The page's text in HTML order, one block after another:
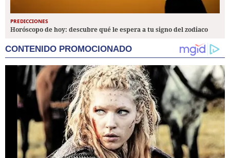
PREDICCIONES
Horóscopo de hoy: descubre qué le espera a tu signo del zodiaco
CONTENIDO PROMOCIONADO